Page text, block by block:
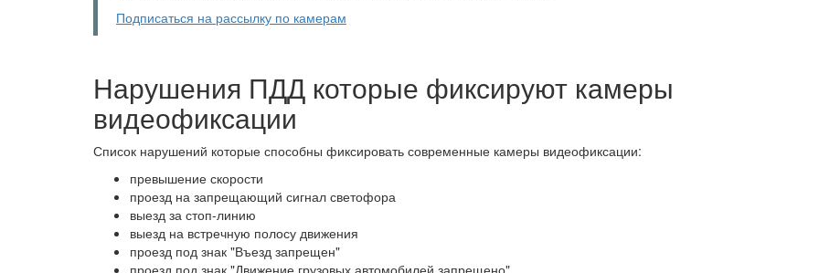
Подписаться на рассылку по камерам
Нарушения ПДД которые фиксируют камеры
видеофиксации
Список нарушений которые способны фиксировать современные камеры видеофиксации:
превышение скорости
проезд на запрещающий сигнал светофора
выезд за стоп-линию
выезд на встречную полосу движения
проезд под знак "Въезд запрещен"
проезд под знак "Движение грузовых автомобилей запрещено"